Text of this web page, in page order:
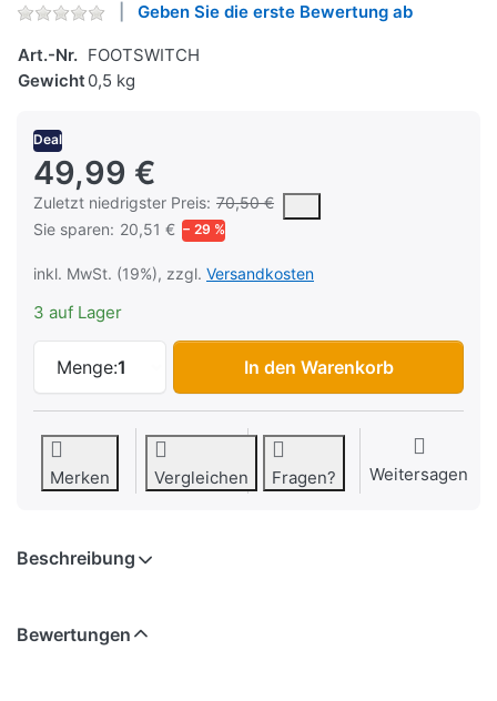
Geben Sie die erste Bewertung ab
Art.-Nr. FOOTSWITCH
Gewicht 0,5 kg
Deal
49,99 €
Zuletzt niedrigster Preis: 70,50 €
Es handelt sich um den niedrigsten Preis des Produktes in
Sie sparen: 20,51 € − 29 %
inkl. MwSt. (19%), zzgl. Versandkosten
3 auf Lager
Menge:1
Fußschalter Linemaster 491-S zu 49,99
In den Warenkorb
Merken Vergleichen Fragen? Weitersagen
Beschreibung
Bewertungen